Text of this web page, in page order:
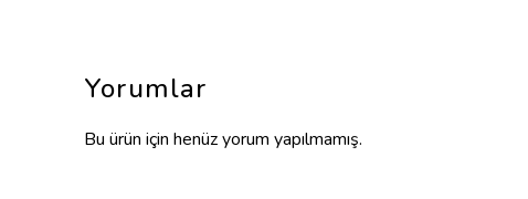
Yorumlar
Bu ürün için henüz yorum yapılmamış.